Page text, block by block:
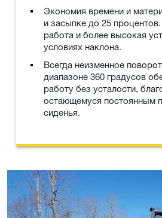
Экономия времени и
и засыпке до 25
работа и более высокая
условиях наклона.
Всегда неизменное
диапазоне 360 градусов
работу без усталости,
остающемуся постоянным
сиденья.